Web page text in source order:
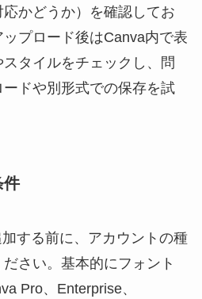
かどうか）を確認してお
プロード後はCanva内で表
タイルをチェックし、問
ドや別形式での保存を試
件
する前に、アカウントの種
さい。基本的にフォント
Pro、Enterprise、